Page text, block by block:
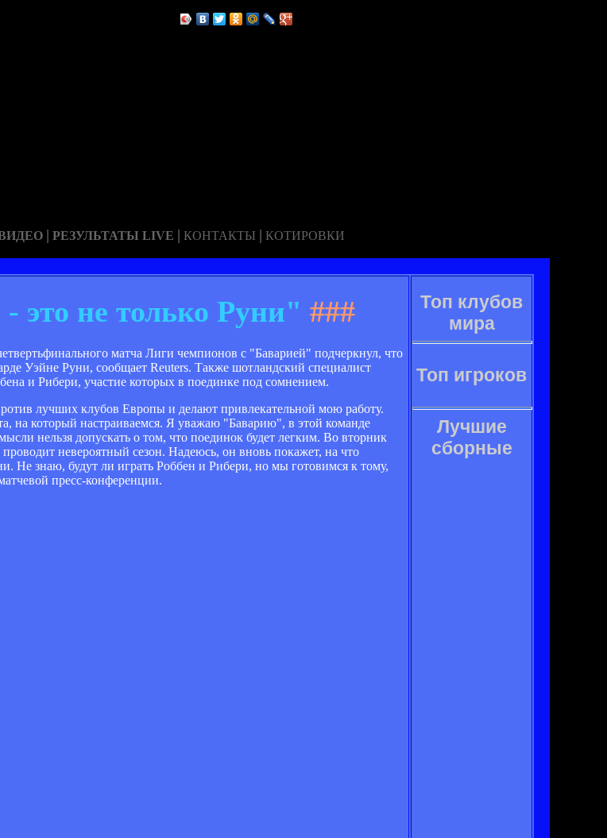
| РЕЗУЛЬТАТЫ LIVE | КОНТАКТЫ | КОТИРОВКИ
не только Руни" ###
матча Лиги чемпионов с "Баварией" подчеркнул, что
Уэйне Руни, сообщает Reuters. Также шотландский специалист
и Рибери, участие которых в поединке под сомнением.
лучших клубов Европы и делают привлекательной мою работу.
на который настраиваемся. Я уважаю "Баварию", в этой команде
нельзя допускать о том, что поединок будет легким. Во вторник
невероятный сезон. Надеюсь, он вновь покажет, на что
Не знаю, будут ли играть Роббен и Рибери, но мы готовимся к тому,
пресс-конференции.
Топ клубов
мира
Топ игроков
Лучшие
сборные